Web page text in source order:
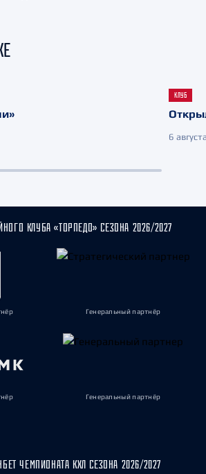
КЛУБ
6
КЛУБА «ТОРПЕДО» СЕЗОНА 2026/2027
Генеральный партнёр
Генеральный партнёр
ЧЕМПИОНАТА КХЛ СЕЗОНА 2026/2027